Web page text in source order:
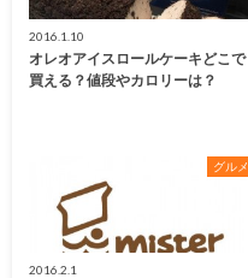
2016.1.10
オレオアイスロールケーキどこで
買える？値段やカロリーは？
グルメ
2016.2.1